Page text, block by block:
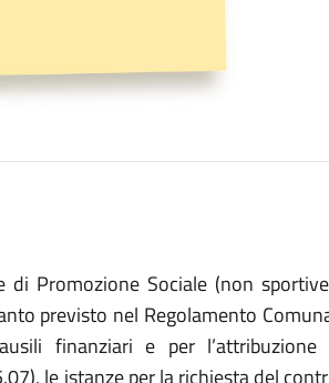
di Promozione Sociale (non
previsto nel Regolamento
finanziari e per
le istanze per la richiesta del